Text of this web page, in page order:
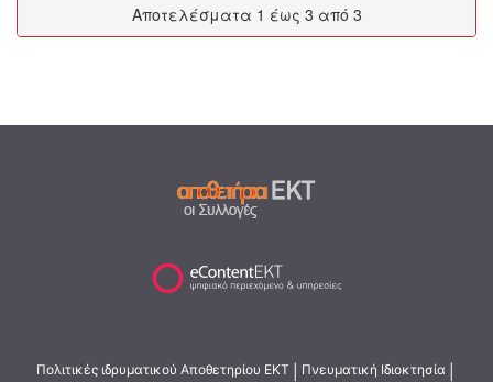
Αποτελέσματα 1 έως 3 από 3